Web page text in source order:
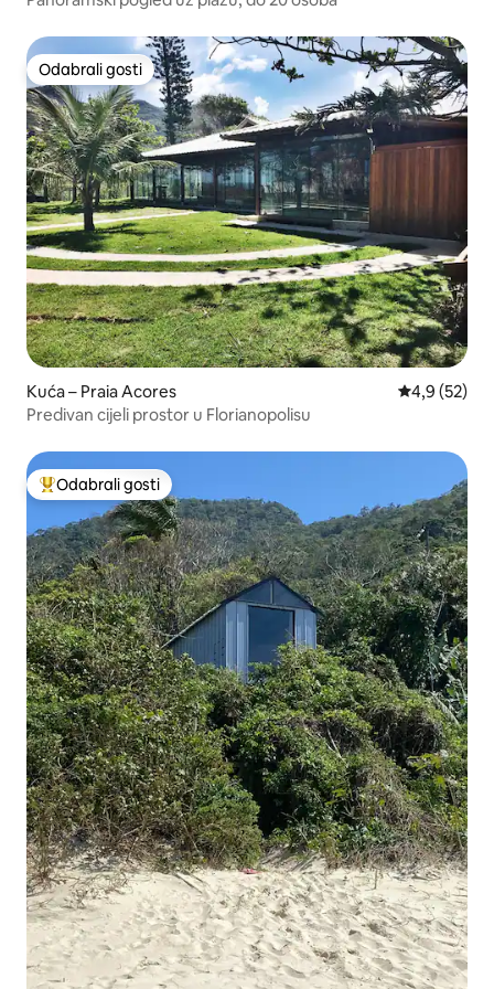
Odabrali gosti
Odabrali gosti
Kuća – Praia Acores Prosječna
4,9 (52)
Predivan cijeli prostor u Florianopolisu
Među najviše rangiranima s oznakom „Odabrali gosti”
Odabrali gosti